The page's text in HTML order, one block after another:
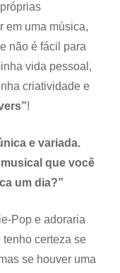
em uma música,
não é fácil para
vida pessoal,
criatividade e
!
e variada.
que você
um dia?”
Pop e adoraria
certeza se
se houver uma